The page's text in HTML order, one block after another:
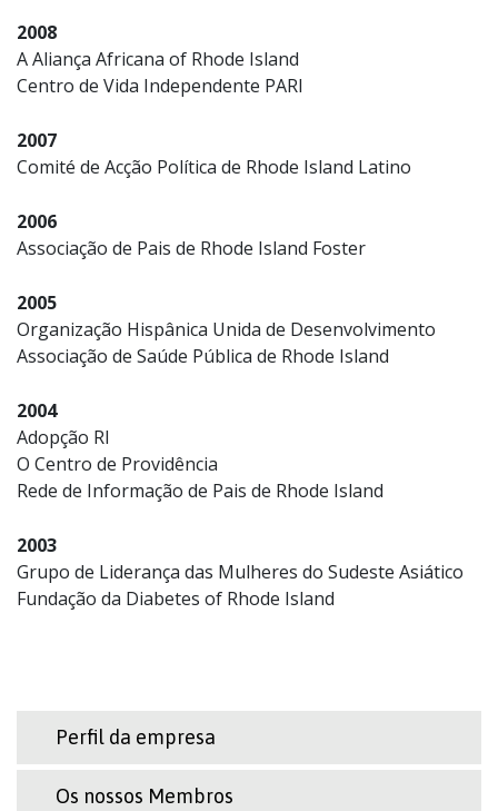
2008
A Aliança Africana of Rhode Island
Centro de Vida Independente PARI
2007
Comité de Acção Política de Rhode Island Latino
2006
Associação de Pais de Rhode Island Foster
2005
Organização Hispânica Unida de Desenvolvimento
Associação de Saúde Pública de Rhode Island
2004
Adopção RI
O Centro de Providência
Rede de Informação de Pais de Rhode Island
2003
Grupo de Liderança das Mulheres do Sudeste Asiático
Fundação da Diabetes of Rhode Island
Perfil da empresa
Os nossos Membros